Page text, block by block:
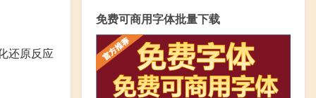
还原反应
免费可商用字体批量下载